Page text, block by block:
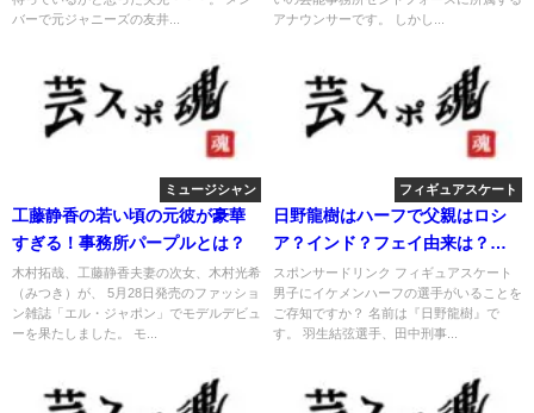
バーで元ジャニーズの友井...
アナウンサーです。 しかし...
ミュージシャン
工藤静香の若い頃の元彼が豪華
すぎる！事務所パープルとは？
木村拓哉、工藤静香夫妻の次女、木村光希
（みつき）が、 5月28日発売のファッショ
ン雑誌「エル・ジャポン」でモデルデビュ
ーを果たしました。 モ...
フィギュアスケート
日野龍樹はハーフで父親はロシ
ア？インド？フェイ由来は？彼
女は？
スポンサードリンク フィギュアスケート
男子にイケメンハーフの選手がいることを
ご存知ですか？ 名前は『日野龍樹』で
す。 羽生結弦選手、田中刑事...